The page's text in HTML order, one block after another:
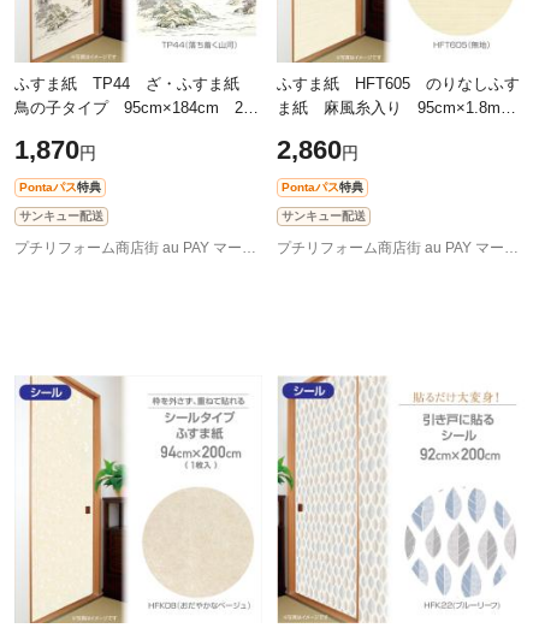
ふすま紙 TP44 ざ・ふすま紙
鳥の子タイプ 95cm×184cm 2枚
って貼る 鳥の子紙
1,870円
Pontaパス特典
サンキュー配送
プチリフォーム商店街 au PAY マーケット店
ふすま紙 HFT605 のりなしふす
ま紙 麻風糸入り 95cm×1.8m 2
2,860円
Pontaパス特典
サンキュー配送
プチリフォーム商店街 au PAY マーケット店